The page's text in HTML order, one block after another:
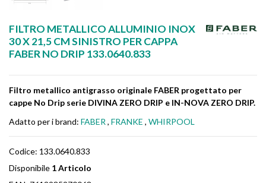
FILTRO METALLICO ALLUMINIO INOX
30 X 21,5 CM SINISTRO PER CAPPA
FABER NO DRIP 133.0640.833
Filtro metallico antigrasso originale FABER progettato per
cappe No Drip serie DIVINA ZERO DRIP e IN-NOVA ZERO DRIP.
Adatto per i brand: FABER , FRANKE , WHIRPOOL
Codice: 133.0640.833
Disponibile 1 Articolo